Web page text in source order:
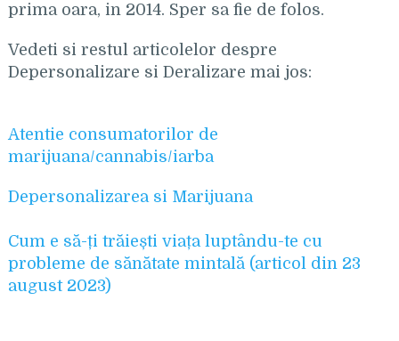
prima oara, in 2014. Sper sa fie de folos.
Vedeti si restul articolelor despre
Depersonalizare si Deralizare mai jos:
Atentie consumatorilor de
marijuana/cannabis/iarba
Depersonalizarea si Marijuana
Cum e să-ți trăiești viața luptându-te cu
probleme de sănătate mintală (articol din 23
august 2023)